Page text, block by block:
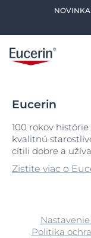
Eucerin
100 rokov
kvalitnú
cítili dobre a
Zistite viac o
Politika